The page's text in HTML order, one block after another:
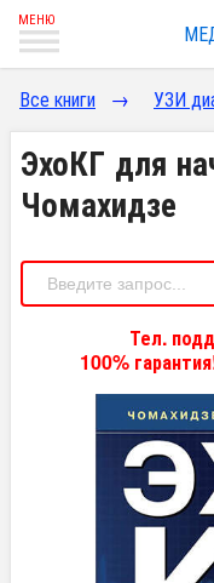
Все книги → УЗИ
ЭхоКГ для
Чомахидзе
Тел.
100%